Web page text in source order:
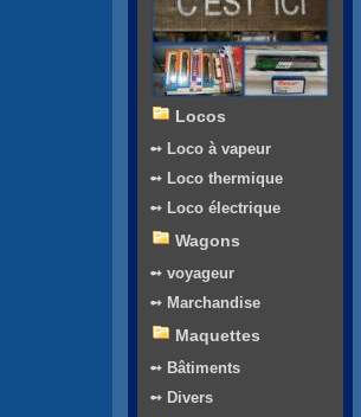
Locos
➻ Loco à vapeur
➻ Loco thermique
➻ Loco électrique
Wagons
➻ voyageur
➻ Marchandise
Maquettes
➻ Bâtiments
➻ Divers